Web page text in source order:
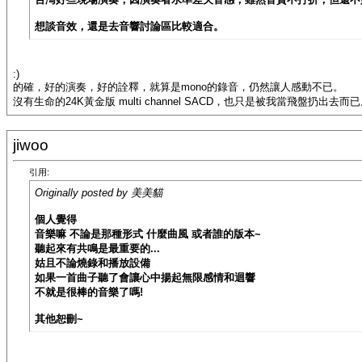
想談音效，還是去音響討論區比較適合。
:)
的確，好的演奏，好的詮釋，就算是mono的錄音，仍然讓人感動不已。
沒有生命的24K黃金版 multi channel SACD，也只是被我當飛盤扔出去而
jiwoo
引用:
Originally posted by 美美貓
個人覺得
音樂嘛 不論是那種形式 什麼曲風 或者誰的版本~
聽起來有共鳴是最重要的...
姑且不論燒錄和播放設備
如果一首曲子聽了會讓心中揚起無限感情和迴響
不就是很棒的音樂了嗎!
其他恕刪~